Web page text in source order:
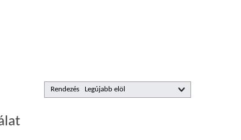
Rendezés